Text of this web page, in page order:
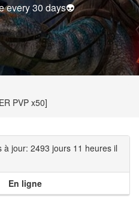
every 30 days👽
PVP x50]
jour: 2493 jours 11 heures il
En ligne